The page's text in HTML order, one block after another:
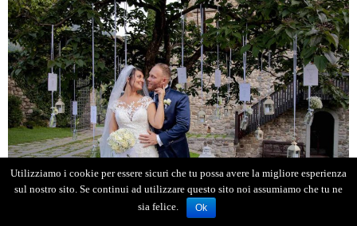
Utilizziamo i cookie per essere sicuri che tu possa avere la migliore esperienza
sul nostro sito. Se continui ad utilizzare questo sito noi assumiamo che tu ne
sia felice.
Ok